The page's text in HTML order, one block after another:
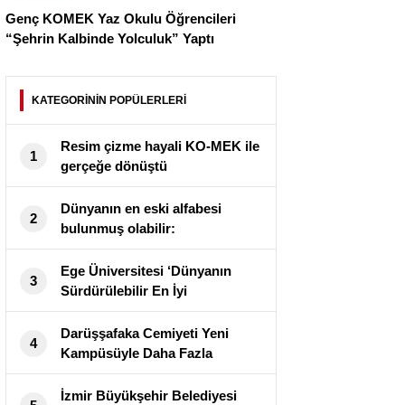
Genç KOMEK Yaz Okulu Öğrencileri
“Şehrin Kalbinde Yolculuk” Yaptı
KATEGORİNİN POPÜLERLERİ
1
⁠Resim çizme hayali KO-MEK ile
gerçeğe dönüştü
2
Dünyanın en eski alfabesi
bulunmuş olabilir:
‘Bildiklerimizi altüst edecek’
3
Ege Üniversitesi ‘Dünyanın
Sürdürülebilir En İyi
Üniversiteleri’ arasında yer aldı
4
Darüşşafaka Cemiyeti Yeni
Kampüsüyle Daha Fazla
Çocuğun Geleceğini
Aydınlatacak
İzmir Büyükşehir Belediyesi